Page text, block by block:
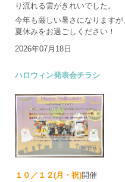
り流れる雲がきれいでした。
今年も厳しい暑さになります
夏休みをお過ごしください！
2026年07月18日
ハロウィン発表会チラシ
１０／１２(月・祝)開催